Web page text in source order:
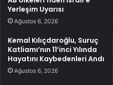
Yerleşim Uyarısı
Ağustos 6, 2026
Kemal Kılıçdaroğlu, Suruç
Katliamı’nın 11’inci Yılında
Hayatını Kaybedenleri Andı
Ağustos 6, 2026